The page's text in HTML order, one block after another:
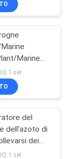
3
Marine
For
set
del
dell'azoto di
dei
vasca
set